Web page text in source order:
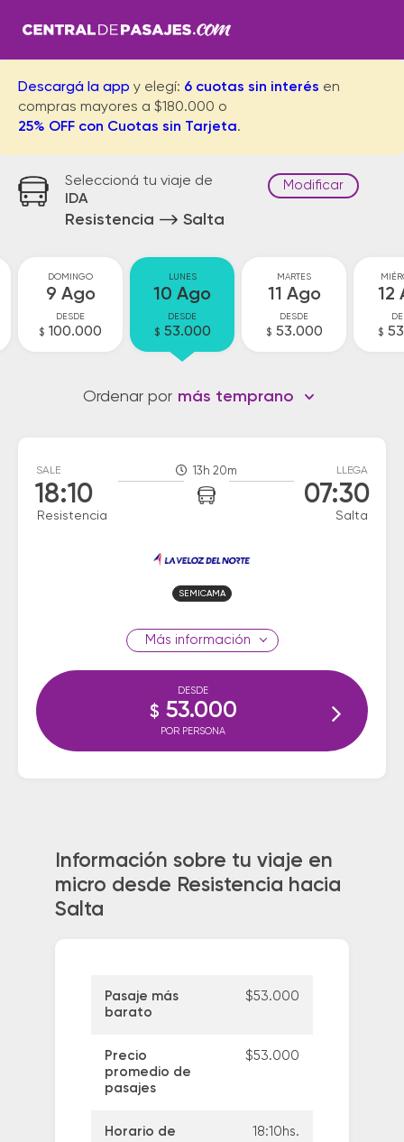
Descargá la app y elegí: 6 cuotas sin interés en
compras mayores a $180.000 o
25% OFF con Cuotas sin Tarjeta.
Seleccioná tu viaje de
IDA
Resistencia Salta
Modificar
DOMINGO
9 Ago
DESDE
$ 100.000
LUNES
10 Ago
DESDE
$ 53.000
MARTES
11 Ago
DESDE
$ 53.000
12
$
Ordenar por más temprano
SALE
18:10
Resistencia
13h 20m LLEGA
07:30
Salta
SEMICAMA
información
DESDE
$ 53.000
POR PERSONA
Información sobre tu viaje en
micro desde Resistencia hacia
Salta
Pasaje más
barato
$53.000
Precio
promedio de
pasajes
$53.000
Horario de
18:10hs.